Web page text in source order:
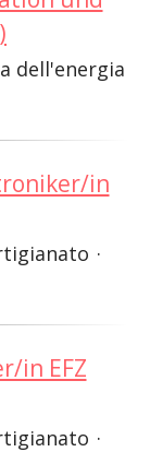
dell'energia
in
·
in EFZ
·